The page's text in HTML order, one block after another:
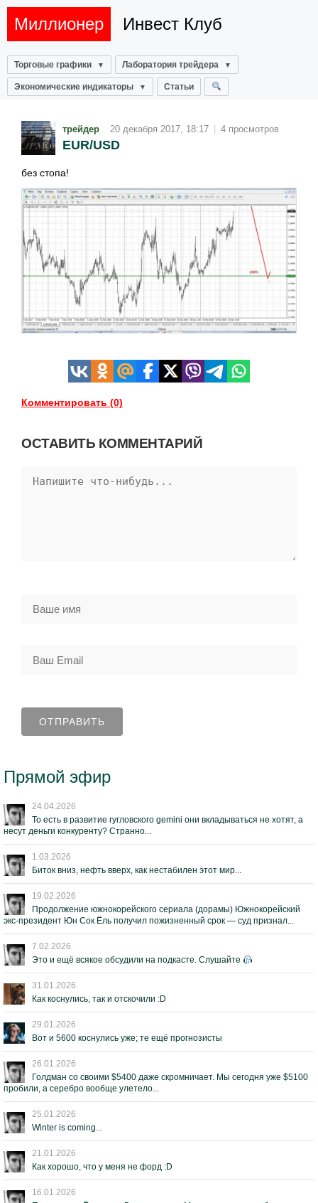
Миллионер Инвест Клуб
Торговые графики Лаборатория трейдера
Экономические индикаторы Статьи
трейдер 20 декабря 2017, 18:17 | 4 просмотров
EUR/USD
без стопа!
Комментировать (0)
ОСТАВИТЬ КОММЕНТАРИЙ
Прямой эфир
24.04.2026
То есть в развитие гугловского gemini они вкладываться не хотят, а
несут деньги конкуренту? Странно...
1.03.2026
Биток вниз, нефть вверх, как нестабилен этот мир...
19.02.2026
Продолжение южнокорейского сериала (дорамы) Южнокорейский
экс-президент Юн Сок Ёль получил пожизненный срок — суд признал...
7.02.2026
Это и ещё всякое обсудили на подкасте. Слушайте
31.01.2026
Как коснулись, так и отскочили :D
29.01.2026
Вот и 5600 коснулись уже; те ещё прогнозисты
26.01.2026
Голдман со своими $5400 даже скромничает. Мы сегодня уже $5100
пробили, а серебро вообще улетело...
25.01.2026
Winter is coming...
21.01.2026
Как хорошо, что у меня не форд :D
16.01.2026